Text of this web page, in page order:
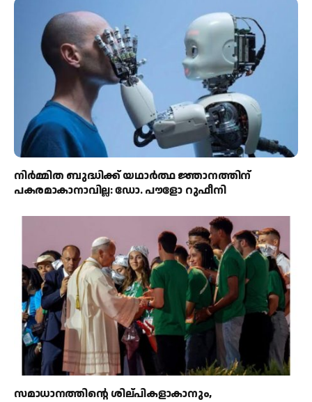
നിർമ്മിത ബുദ്ധിക്ക് യഥാർത്ഥ ജ്ഞാനത്തിന്
പകരമാകാനാവില്ല: ഡോ. പൗളോ റുഫീനി
സമാധാനത്തിന്റെ ശില്പികളാകാനും,